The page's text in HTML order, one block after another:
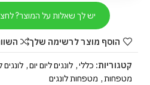
יש לך שאלות על המוצר?
הוסף מוצר לרשימה שלך
קטגוריות: כללי, לונגים ליום יום,
מטפחות, מטפחות לונגים